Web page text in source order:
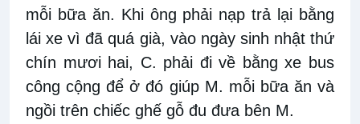
mỗi bữa ăn. Khi ông phải nạp trả lại bằng
lái xe vì đã quá già, vào ngày sinh nhật thứ
chín mươi hai, C. phải đi về bằng xe bus
công cộng để ở đó giúp M. mỗi bữa ăn và
ngồi trên chiếc ghế gỗ đu đưa bên M.